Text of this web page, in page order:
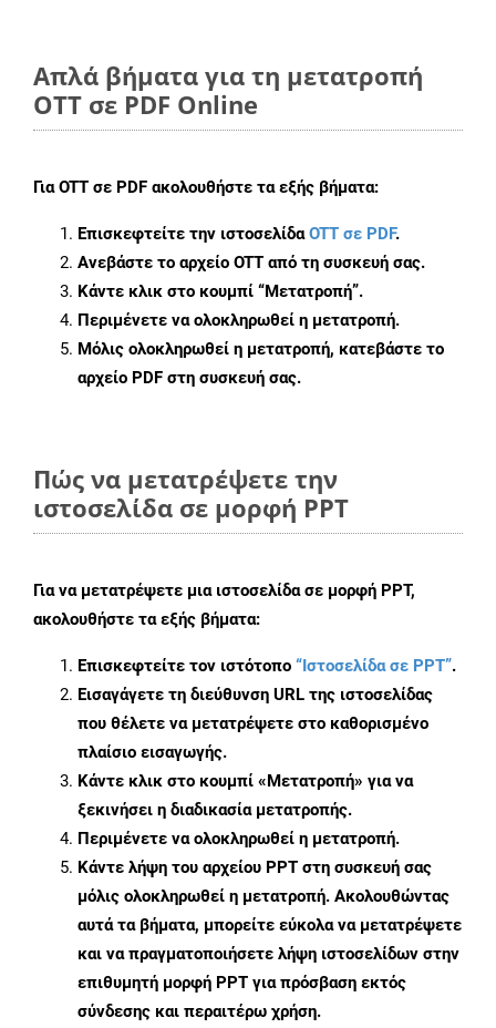
Απλά βήματα για τη μετατροπή
OTT σε PDF Online
ΓιαOTT σε PDF ακολουθήστε τα εξής βήματα:
Επισκεφτείτε την ιστοσελίδαOTT σε PDF.
Ανεβάστε το αρχείο OTT από τη συσκευή σας.
Κάντε κλικ στο κουμπί “Μετατροπή”.
Περιμένετε να ολοκληρωθεί η μετατροπή.
Μόλις ολοκληρωθεί η μετατροπή, κατεβάστε το
αρχείο PDF στη συσκευή σας.
Πώς να μετατρέψετε την
ιστοσελίδα σε μορφή PPT
Για να μετατρέψετε μια ιστοσελίδα σε μορφή PPT,
ακολουθήστε τα εξής βήματα:
Επισκεφτείτε τον ιστότοπο “Ιστοσελίδα σε PPT”.
Εισαγάγετε τη διεύθυνση URL της ιστοσελίδας
που θέλετε να μετατρέψετε στο καθορισμένο
πλαίσιο εισαγωγής.
Κάντε κλικ στο κουμπί «Μετατροπή» για να
ξεκινήσει η διαδικασία μετατροπής.
Περιμένετε να ολοκληρωθεί η μετατροπή.
Κάντε λήψη του αρχείου PPT στη συσκευή σας
μόλις ολοκληρωθεί η μετατροπή. Ακολουθώντας
αυτά τα βήματα, μπορείτε εύκολα να μετατρέψετε
και να πραγματοποιήσετε λήψη ιστοσελίδων στην
επιθυμητή μορφή PPT για πρόσβαση εκτός
σύνδεσης και περαιτέρω χρήση.